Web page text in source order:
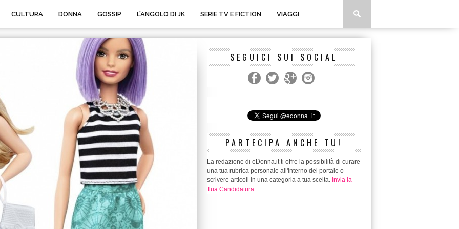
CULTURA DONNA GOSSIP L’ANGOLO DI JK SERIE TV E FICTION VIAGGI
SEGUICI SUI SOCIAL
PARTECIPA ANCHE TU!
La redazione di eDonna.it ti offre la possibilità di curare
una tua rubrica personale all'interno del portale o
scrivere articoli in una categoria a tua scelta. Invia la
Tua Candidatura